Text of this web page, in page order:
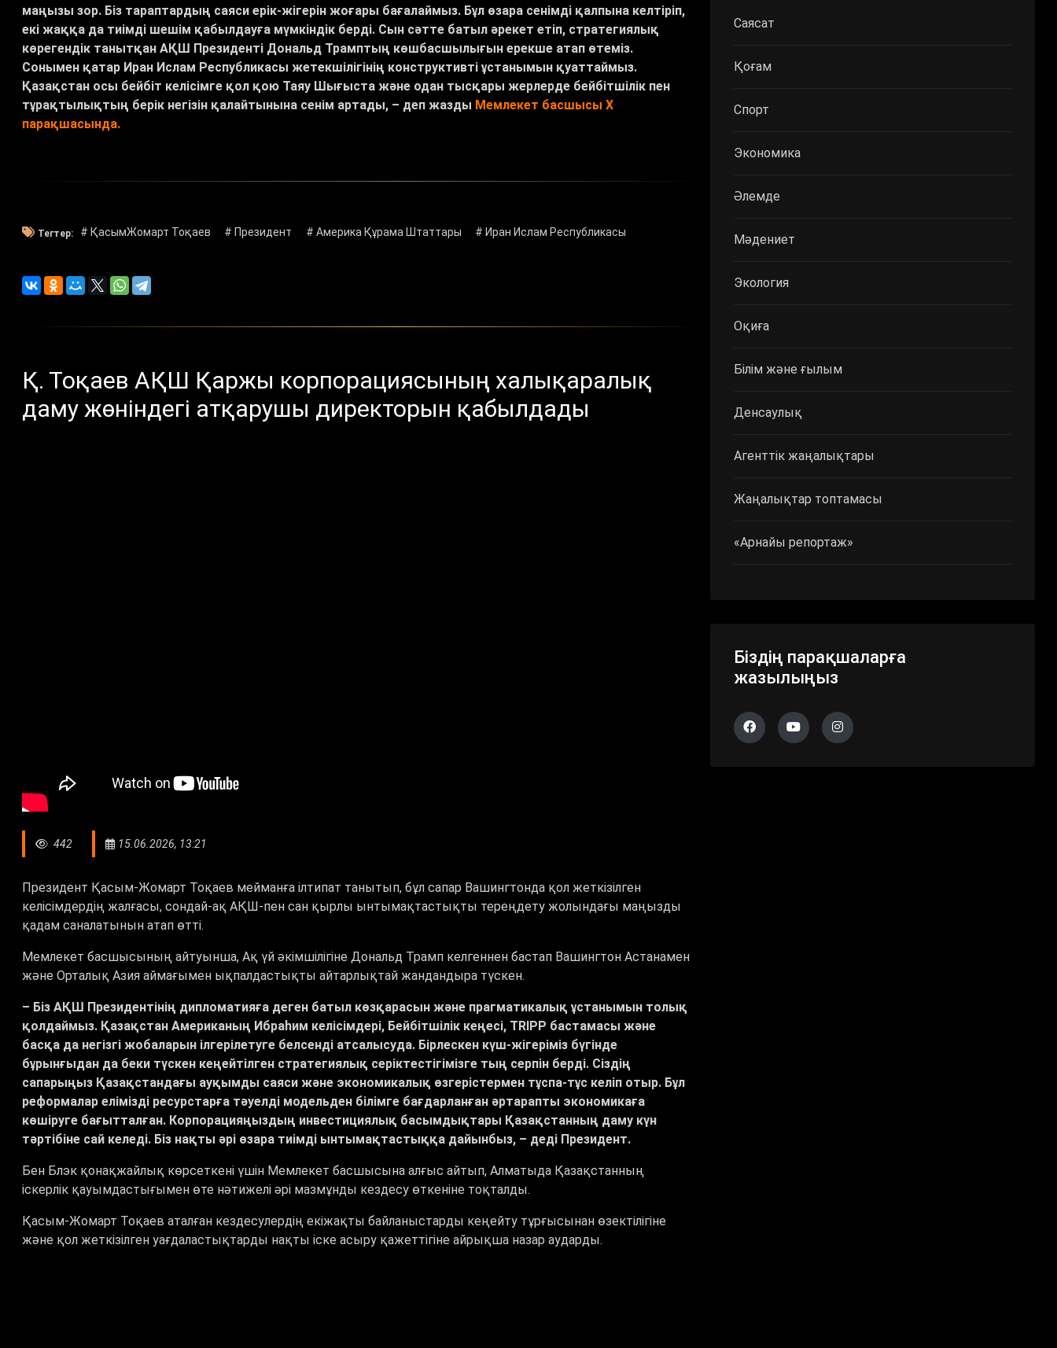
маңызы зор. Біз тараптардың саяси ерік-жігерін жоғары бағалаймыз. Бұл өзара сенімді қалпына келтіріп,
екі жаққа да тиімді шешім қабылдауға мүмкіндік берді. Сын сәтте батыл әрекет етіп, стратегиялық
көрегендік танытқан АҚШ Президенті Дональд Трамптың көшбасшылығын ерекше атап өтеміз.
Сонымен қатар Иран Ислам Республикасы жетекшілігінің конструктивті ұстанымын қуаттаймыз.
Қазақстан осы бейбіт келісімге қол қою Таяу Шығыста және одан тысқары жерлерде бейбітшілік пен
тұрақтылықтың берік негізін қалайтынына сенім артады, – деп жазды Мемлекет басшысы X
парақшасында.
Тегтер: # ҚасымЖомарт Тоқаев # Президент # Америка Құрама Штаттары # Иран Ислам Республикасы
Қ. Тоқаев АҚШ Қаржы корпорациясының халықаралық
даму жөніндегі атқарушы директорын қабылдады
442 15.06.2026, 13:21
Президент Қасым-Жомарт Тоқаев мейманға ілтипат танытып, бұл сапар Вашингтонда қол жеткізілген
келісімдердің жалғасы, сондай-ақ АҚШ-пен сан қырлы ынтымақтастықты тереңдету жолындағы маңызды
қадам саналатынын атап өтті.
Мемлекет басшысының айтуынша, Ақ үй әкімшілігіне Дональд Трамп келгеннен бастап Вашингтон Астанамен
және Орталық Азия аймағымен ықпалдастықты айтарлықтай жандандыра түскен.
– Біз АҚШ Президентінің дипломатияға деген батыл көзқарасын және прагматикалық ұстанымын толық
қолдаймыз. Қазақстан Американың Ибраһим келісімдері, Бейбітшілік кеңесі, TRIPP бастамасы және
басқа да негізгі жобаларын ілгерілетуге белсенді атсалысуда. Бірлескен күш-жігеріміз бүгінде
бұрынғыдан да беки түскен кеңейтілген стратегиялық серіктестігімізге тың серпін берді. Сіздің
сапарыңыз Қазақстандағы ауқымды саяси және экономикалық өзгерістермен тұспа-тұс келіп отыр. Бұл
реформалар елімізді ресурстарға тәуелді модельден білімге бағдарланған әртарапты экономикаға
көшіруге бағытталған. Корпорацияңыздың инвестициялық басымдықтары Қазақстанның даму күн
тәртібіне сай келеді. Біз нақты әрі өзара тиімді ынтымақтастыққа дайынбыз, – деді Президент.
Бен Блэк қонақжайлық көрсеткені үшін Мемлекет басшысына алғыс айтып, Алматыда Қазақстанның
іскерлік қауымдастығымен өте нәтижелі әрі мазмұнды кездесу өткеніне тоқталды.
Қасым-Жомарт Тоқаев аталған кездесулердің екіжақты байланыстарды кеңейту тұрғысынан өзектілігіне
және қол жеткізілген уағдаластықтарды нақты іске асыру қажеттігіне айрықша назар аударды.
Саясат
Қоғам
Спорт
Экономика
Әлемде
Мәдениет
Экология
Оқиға
Білім және ғылым
Денсаулық
Агенттік жаңалықтары
Жаңалықтар топтамасы
«Арнайы репортаж»
Біздің парақшаларға
жазылыңыз